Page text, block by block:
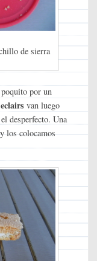
de sierra
por un
eclairs van luego
desperfecto. Una
y los colocamos